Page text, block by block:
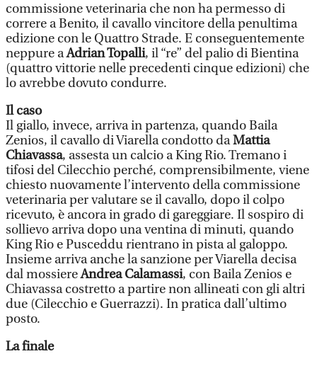
commissione veterinaria che non ha permesso di
correre a Benito, il cavallo vincitore della penultima
edizione con le Quattro Strade. E conseguentemente
neppure aAdrian Topalli, il “re” del palio di Bientina
(quattro vittorie nelle precedenti cinque edizioni) che
lo avrebbe dovuto condurre.
Il caso
Il giallo, invece, arriva in partenza, quando Baila
Zenios, il cavallo di Viarella condotto daMattia
Chiavassa, assesta un calcio a King Rio. Tremano i
tifosi del Cilecchio perché, comprensibilmente, viene
chiesto nuovamente l’intervento della commissione
veterinaria per valutare se il cavallo, dopo il colpo
ricevuto, è ancora in grado di gareggiare. Il sospiro di
sollievo arriva dopo una ventina di minuti, quando
King Rio e Pusceddu rientrano in pista al galoppo.
Insieme arriva anche la sanzione per Viarella decisa
dal mossiereAndrea Calamassi, con Baila Zenios e
Chiavassa costretto a partire non allineati con gli altri
due (Cilecchio e Guerrazzi). In pratica dall’ultimo
posto.
La finale